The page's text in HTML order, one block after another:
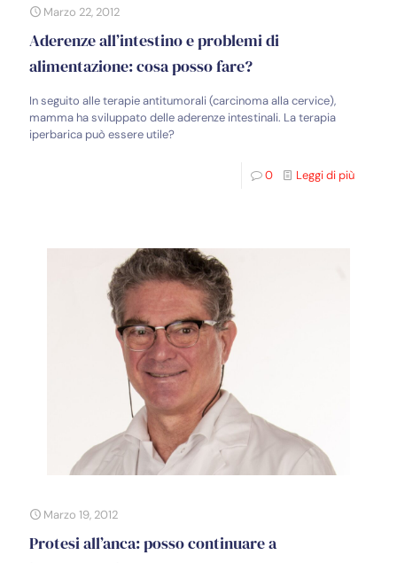
Marzo 22, 2012
Aderenze all’intestino e problemi di
alimentazione: cosa posso fare?
In seguito alle terapie antitumorali (carcinoma alla cervice),
mamma ha sviluppato delle aderenze intestinali. La terapia
iperbarica può essere utile?
0 Leggi di più
Marzo 19, 2012
Protesi all’anca: posso continuare a